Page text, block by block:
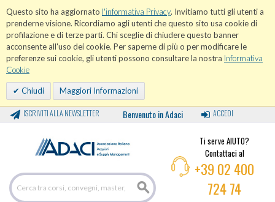
Questo sito ha aggiornato l'informativa Privacy. Invitiamo tutti gli utenti a
prenderne visione. Ricordiamo agli utenti che questo sito usa cookie di
profilazione e di terze parti. Chi sceglie di chiudere questo banner
acconsente all'uso dei cookie. Per saperne di più o per modificare le
preferenze sui cookie, gli utenti possono consultare la nostra Informativa
Cookie
Chiudi Maggiori Informazioni
ISCRIVITI ALLA NEWSLETTER Benvenuto in Adaci ACCEDI
Ti serve AIUTO?
Contattaci al
+39 02 400
724 74